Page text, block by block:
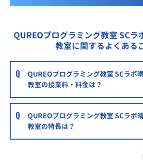
QUREOプログラミング教室 SCラ
教室に関するよくある
QUREOプログラミング教室 SCラボ
教室の授業料・料金は？
QUREOプログラミング教室 SCラボ
教室の特長は？